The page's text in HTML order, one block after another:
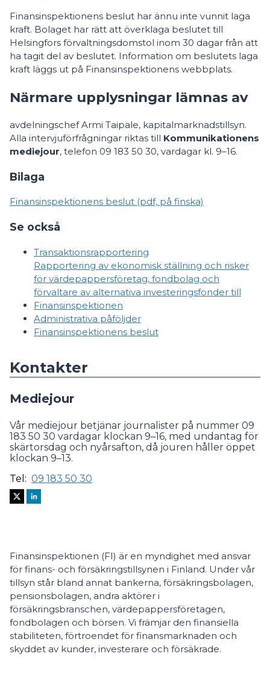
Finansinspektionens beslut har ännu inte vunnit laga
kraft. Bolaget har rätt att överklaga beslutet till
Helsingfors förvaltningsdomstol inom 30 dagar från att
ha tagit del av beslutet. Information om beslutets laga
kraft läggs ut på Finansinspektionens webbplats.
Närmare upplysningar lämnas av
avdelningschef Armi Taipale, kapitalmarknadstillsyn.
Alla intervjuförfrågningar riktas till Kommunikationens
mediejour, telefon 09 183 50 30, vardagar kl. 9–16.
Bilaga
Finansinspektionens beslut (pdf, på finska)
Se också
Transaktionsrapportering
Rapportering av ekonomisk ställning och risker
för värdepappersföretag, fondbolag och
förvaltare av alternativa investeringsfonder till
Finansinspektionen
Administrativa påföljder
Finansinspektionens beslut
Kontakter
Mediejour
Vår mediejour betjänar journalister på nummer 09
183 50 30 vardagar klockan 9–16, med undantag för
skärtorsdag och nyårsafton, då jouren håller öppet
klockan 9–13.
Tel: 09 183 50 30
Finansinspektionen (FI) är en myndighet med ansvar
för finans- och försäkringstillsynen i Finland. Under vår
tillsyn står bland annat bankerna, försäkringsbolagen,
pensionsbolagen, andra aktörer i
försäkringsbranschen, värdepappersföretagen,
fondbolagen och börsen. Vi främjar den finansiella
stabiliteten, förtroendet för finansmarknaden och
skyddet av kunder, investerare och försäkrade.